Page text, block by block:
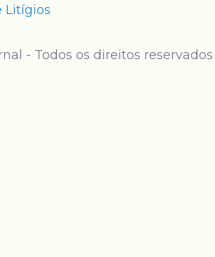
Litígios
- Todos os direitos reservados